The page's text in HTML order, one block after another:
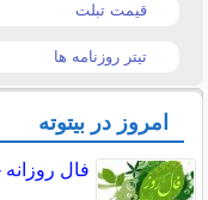
قیمت تبلت
تیتر روزنامه ها
امروز در بیتوته
فال روزانه -